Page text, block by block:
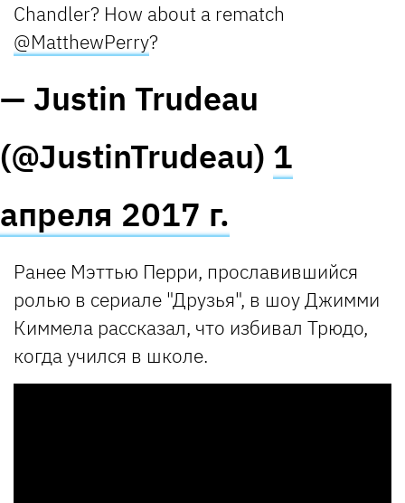
Chandler? How about a rematch
@MatthewPerry?
— Justin Trudeau
(@JustinTrudeau) 1
апреля 2017 г.
Ранее Мэттью Перри, прославившийся
ролью в сериале "Друзья", в шоу Джимми
Киммела рассказал, что избивал Трюдо,
когда учился в школе.